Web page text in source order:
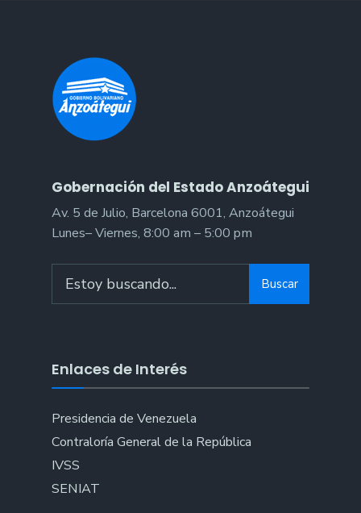
Gobernación del Estado Anzoátegui
Av. 5 de Julio, Barcelona 6001, Anzoátegui
Lunes– Viernes, 8:00 am – 5:00 pm
for:
Buscar
Enlaces de Interés
Presidencia de Venezuela
Contraloría General de la República
IVSS
SENIAT